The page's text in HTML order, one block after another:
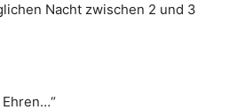
Nacht zwischen 2 und 3
Ehren…“